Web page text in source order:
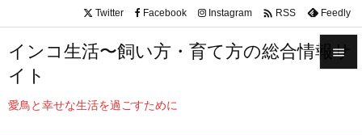
インコ生活〜飼い方・育て方の総合情報サ
イト
愛鳥と幸せな生活を過ごすために

Twitter Facebook Instagram  RSS Feedly